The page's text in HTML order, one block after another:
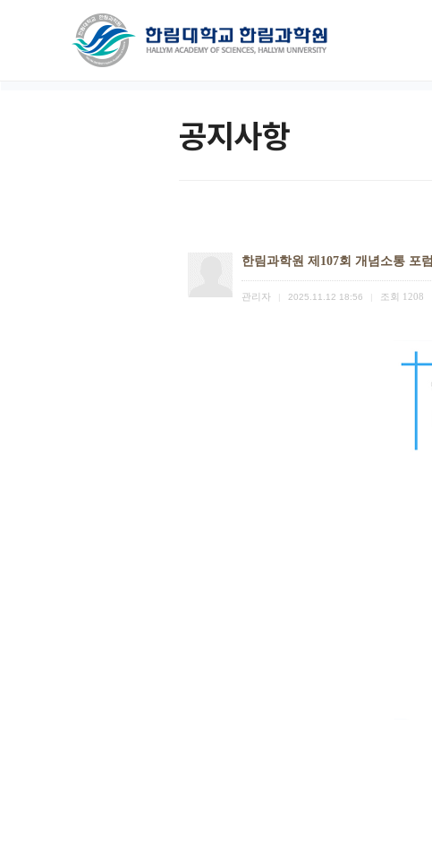
공지사항
한림과학원 제107회 개념소통 포럼
관리자 2025.11.12 18:56 조회 1208